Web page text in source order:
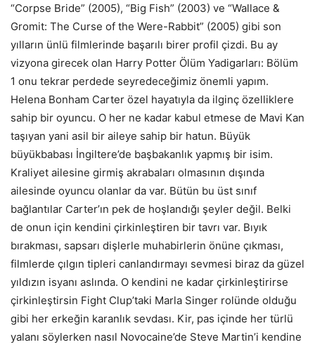
“Corpse Bride” (2005), “Big Fish” (2003) ve “Wallace &
Gromit: The Curse of the Were-Rabbit” (2005) gibi son
yılların ünlü filmlerinde başarılı birer profil çizdi. Bu ay
vizyona girecek olan Harry Potter Ölüm Yadigarları: Bölüm
1 onu tekrar perdede seyredeceğimiz önemli yapım.
Helena Bonham Carter özel hayatıyla da ilginç özelliklere
sahip bir oyuncu. O her ne kadar kabul etmese de Mavi Kan
taşıyan yani asil bir aileye sahip bir hatun. Büyük
büyükbabası İngiltere’de başbakanlık yapmış bir isim.
Kraliyet ailesine girmiş akrabaları olmasının dışında
ailesinde oyuncu olanlar da var. Bütün bu üst sınıf
bağlantılar Carter’ın pek de hoşlandığı şeyler değil. Belki
de onun için kendini çirkinleştiren bir tavrı var. Bıyık
bırakması, sapsarı dişlerle muhabirlerin önüne çıkması,
filmlerde çılgın tipleri canlandırmayı sevmesi biraz da güzel
yıldızın isyanı aslında. O kendini ne kadar çirkinleştirirse
çirkinleştirsin Fight Clup’taki Marla Singer rolünde olduğu
gibi her erkeğin karanlık sevdası. Kir, pas içinde her türlü
yalanı söylerken nasıl Novocaine’de Steve Martin’i kendine